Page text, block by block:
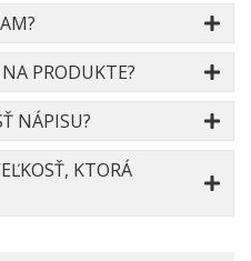
PRODUKTE?
NÁPISU?
KTORÁ